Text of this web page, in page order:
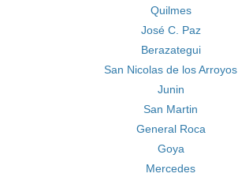
Quilmes
José C. Paz
Berazategui
San Nicolas de los Arroyos
Junin
San Martin
General Roca
Goya
Mercedes